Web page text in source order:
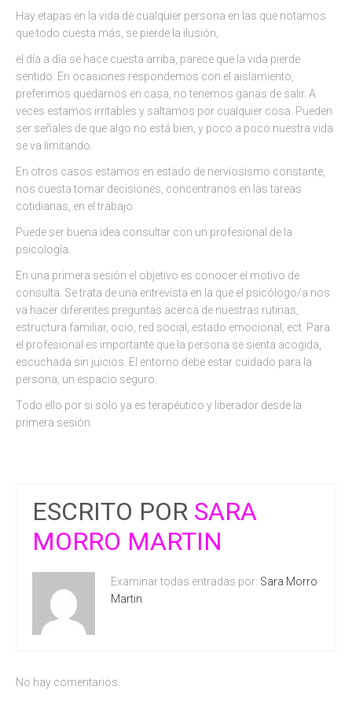
Hay etapas en la vida de cualquier persona en las que notamos
que todo cuesta más, se pierde la ilusión,
el día a día se hace cuesta arriba, parece que la vida pierde
sentido. En ocasiones respondemos con el aislamiento,
preferimos quedarnos en casa, no tenemos ganas de salir. A
veces estamos irritables y saltamos por cualquier cosa. Pueden
ser señales de que algo no está bien, y poco a poco nuestra vida
se va limitando.
En otros casos estamos en estado de nerviosismo constante,
nos cuesta tomar decisiones, concentranos en las tareas
cotidianas, en el trabajo.
Puede ser buena idea consultar con un profesional de la
psicología.
En una primera sesión el objetivo es conocer el motivo de
consulta. Se trata de una entrevista en la que el psicólogo/a nos
va hacer diferentes preguntas acerca de nuestras rutinas,
estructura familiar, ocio, red social, estado emocional, ect. Para
el profesional es importante que la persona se sienta acogida,
escuchada sin juicios. El entorno debe estar cuidado para la
persona, un espacio seguro.
Todo ello por si solo ya es terapéutico y liberador desde la
primera sesión.
ESCRITO POR SARA
MORRO MARTIN
Examinar todas entradas por: Sara Morro
Martin
No hay comentarios.